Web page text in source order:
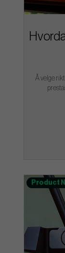
Å velge
Product